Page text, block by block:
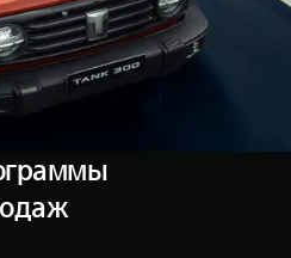
WEY 80